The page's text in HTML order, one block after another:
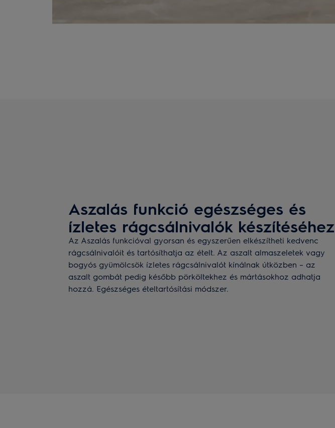
Aszalás funkció egészséges és
ízletes rágcsálnivalók készítéséhez
Az Aszalás funkcióval gyorsan és egyszerűen elkészítheti kedvenc
rágcsálnivalóit és tartósíthatja az ételt. Az aszalt almaszeletek vagy
bogyós gyümölcsök ízletes rágcsálnivalót kínálnak útközben – az
aszalt gombát pedig később pörköltekhez és mártásokhoz adhatja
hozzá. Egészséges ételtartósítási módszer.